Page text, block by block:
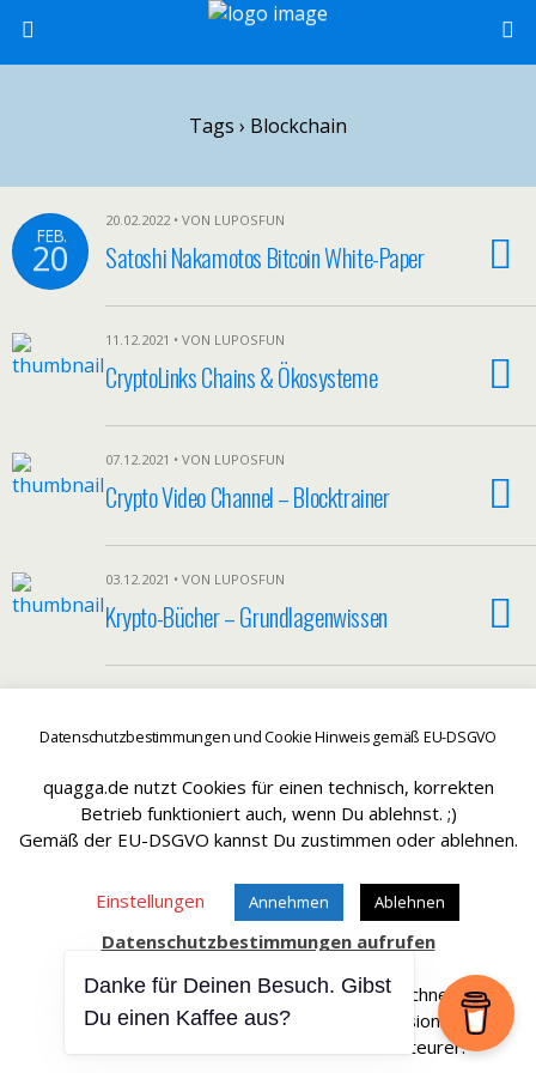
Tags › Blockchain
FEB.
20
20.02.2022 • VON LUPOSFUN
Satoshi Nakamotos Bitcoin White-Paper
11.12.2021 • VON LUPOSFUN
CryptoLinks Chains & Ökosysteme
07.12.2021 • VON LUPOSFUN
Crypto Video Channel – Blocktrainer
03.12.2021 • VON LUPOSFUN
Krypto-Bücher – Grundlagenwissen
Datenschutzbestimmungen und Cookie Hinweis gemäß EU-DSGVO
quagga.de nutzt Cookies für einen technisch, korrekten
Betrieb funktioniert auch, wenn Du ablehnst. ;)
Gemäß der EU-DSGVO kannst Du zustimmen oder ablehnen.
Einstellungen Annehmen Ablehnen
Datenschutzbestimmungen aufrufen
Affiliate Links sind mit einem * gekennteichnet.
Wir erhalten bei einem Kauf eine Provision.
Die Artikel werden für Dich dadurch nicht teurer.
Desktop
Danke für Deinen Besuch. Gibst
Du einen Kaffee aus?